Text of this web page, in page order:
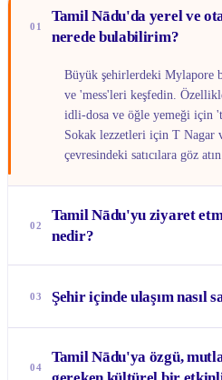
01
Tamil Nādu'da yerel ve
nerede bulabilirim?
Büyük şehirlerdeki Mylapore
ve 'mess'leri keşfedin.
idli-dosa ve öğle yemeği için
Sokak lezzetleri için T Nagar
çevresindeki satıcılara göz
02
Tamil Nādu'yu ziyaret
nedir?
daha düşük ve nemin daha az
03 Şehir içinde ulaşım nasıl
metro ağını kullanabilirsiniz.
kısa mesafeler için eğlenceli
04
Tamil Nādu'ya özgü,